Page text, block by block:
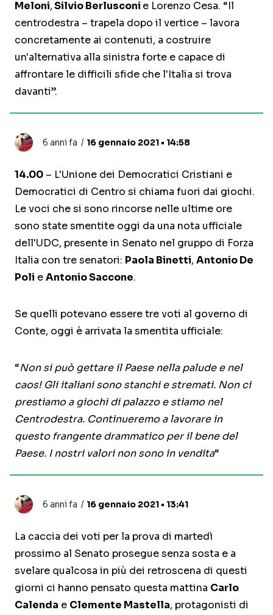
Meloni,Silvio Berlusconi e Lorenzo Cesa. “Il
centrodestra – trapela dopo il vertice – lavora
concretamente ai contenuti, a costruire
un'alternativa alla sinistra forte e capace di
affrontare le difficili sfide che l'Italia si trova
davanti”.
6 anni fa 16 gennaio 2021 • 14:58
14.00 – L'Unione dei Democratici Cristiani e
Democratici di Centro si chiama fuori dai giochi.
Le voci che si sono rincorse nelle ultime ore
sono state smentite oggi da una nota ufficiale
dell'UDC, presente in Senato nel gruppo di Forza
Italia con tre senatori: Paola Binetti, Antonio De
Poli eAntonio Saccone.
Se quelli potevano essere tre voti al governo di
Conte, oggi è arrivata la smentita ufficiale:
“Non si può gettare il Paese nella palude e nel
caos! Gli italiani sono stanchi e stremati. Non ci
prestiamo a giochi di palazzo e stiamo nel
Centrodestra. Continueremo a lavorare in
questo frangente drammatico per il bene del
Paese. I nostri valori non sono in vendita“
6 anni fa 16 gennaio 2021 • 13:41
La caccia dei voti per la prova di martedì
prossimo al Senato prosegue senza sosta e a
svelare qualcosa in più dei retroscena di questi
giorni ci hanno pensato questa mattina Carlo
Calenda e Clemente Mastella, protagonisti di